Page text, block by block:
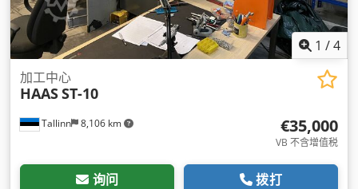
1 /4
Tallinn 8,106 km
加工中心
HAASST-10
€35,000
VB 不含增值税
询问 拨打